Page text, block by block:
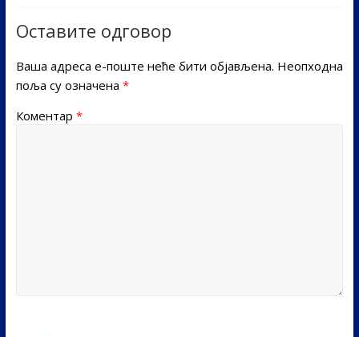
Оставите одговор
Ваша адреса е-поште неће бити објављена. Неопходна
поља су означена *
Коментар *